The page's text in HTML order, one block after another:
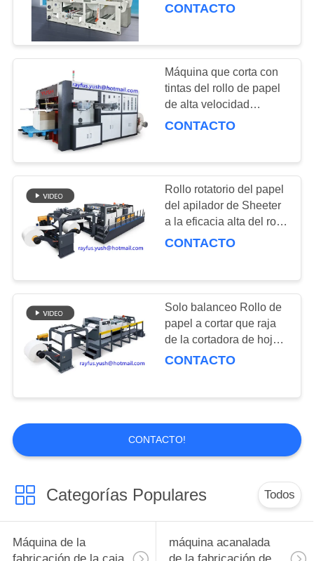
CONTACTO
Máquina que corta con
tintas del rollo de papel
de alta velocidad
automático
CONTACTO
Rollo rotatorio del papel
del apilador de Sheeter
a la eficacia alta del rollo
dual de la cortadora de
CONTACTO
Solo balanceo Rollo de
papel a cortar que raja
de la cortadora de hoja
contando el
CONTACTO
CONTACTO!
Categorías Populares Todos
Máquina de la
máquina acanalada